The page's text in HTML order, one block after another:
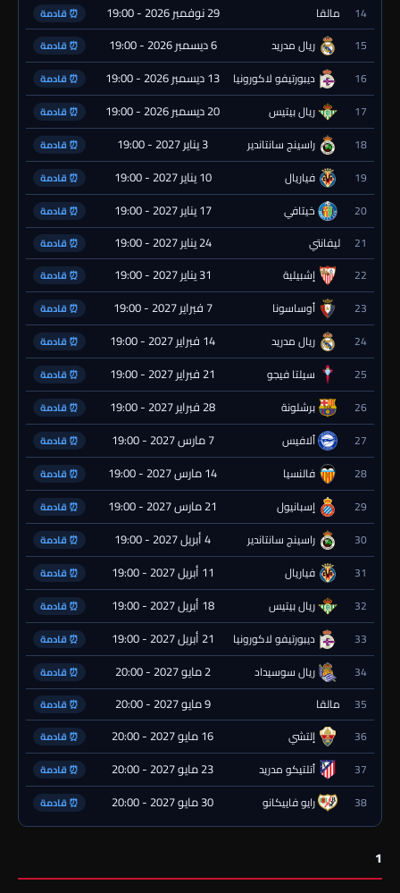
14 مالقا 29 نوفمبر 2026 - 19:00 ⏰ قادمة
15 ريال مدريد 6 ديسمبر 2026 - 19:00 ⏰ قادمة
16 ديبورتيفو لاكورونيا 13 ديسمبر 2026 - 19:00 ⏰ قادمة
17 ريال بيتيس 20 ديسمبر 2026 - 19:00 ⏰ قادمة
18 راسينج سانتاندير 3 يناير 2027 - 19:00 ⏰ قادمة
19 فياريال 10 يناير 2027 - 19:00 ⏰ قادمة
20 خيتافي 17 يناير 2027 - 19:00 ⏰ قادمة
21 ليفانتي 24 يناير 2027 - 19:00 ⏰ قادمة
22 إشبيلية 31 يناير 2027 - 19:00 ⏰ قادمة
23 أوساسونا 7 فبراير 2027 - 19:00 ⏰ قادمة
24 ريال مدريد 14 فبراير 2027 - 19:00 ⏰ قادمة
25 سيلتا فيجو 21 فبراير 2027 - 19:00 ⏰ قادمة
26 برشلونة 28 فبراير 2027 - 19:00 ⏰ قادمة
27 ألافيس 7 مارس 2027 - 19:00 ⏰ قادمة
28 فالنسيا 14 مارس 2027 - 19:00 ⏰ قادمة
29 إسبانيول 21 مارس 2027 - 19:00 ⏰ قادمة
30 راسينج سانتاندير 4 أبريل 2027 - 19:00 ⏰ قادمة
31 فياريال 11 أبريل 2027 - 19:00 ⏰ قادمة
32 ريال بيتيس 18 أبريل 2027 - 19:00 ⏰ قادمة
33 ديبورتيفو لاكورونيا 21 أبريل 2027 - 19:00 ⏰ قادمة
34 ريال سوسيداد 2 مايو 2027 - 20:00 ⏰ قادمة
35 مالقا 9 مايو 2027 - 20:00 ⏰ قادمة
36 إلتشي 16 مايو 2027 - 20:00 ⏰ قادمة
37 أتلتيكو مدريد 23 مايو 2027 - 20:00 ⏰ قادمة
38 رايو فاييكانو 30 مايو 2027 - 20:00 ⏰ قادمة
1